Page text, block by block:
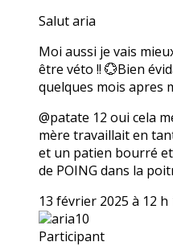
Salut aria
Moi aussi je vais
être véto !! 💮Bien
quelques mois apres
@patate 12 oui cela
mère travaillait en
et un patien bourré
de POING dans la
13 février 2025 à 12 h
aria10
Participant